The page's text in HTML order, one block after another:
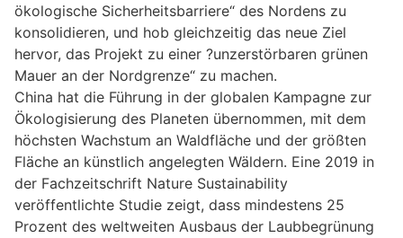
ökologische Sicherheitsbarriere“ des Nordens zu
konsolidieren, und hob gleichzeitig das neue Ziel
hervor, das Projekt zu einer ?unzerstörbaren grünen
Mauer an der Nordgrenze“ zu machen.
China hat die Führung in der globalen Kampagne zur
Ökologisierung des Planeten übernommen, mit dem
höchsten Wachstum an Waldfläche und der größten
Fläche an künstlich angelegten Wäldern. Eine 2019 in
der Fachzeitschrift Nature Sustainability
veröffentlichte Studie zeigt, dass mindestens 25
Prozent des weltweiten Ausbaus der Laubbegrünung